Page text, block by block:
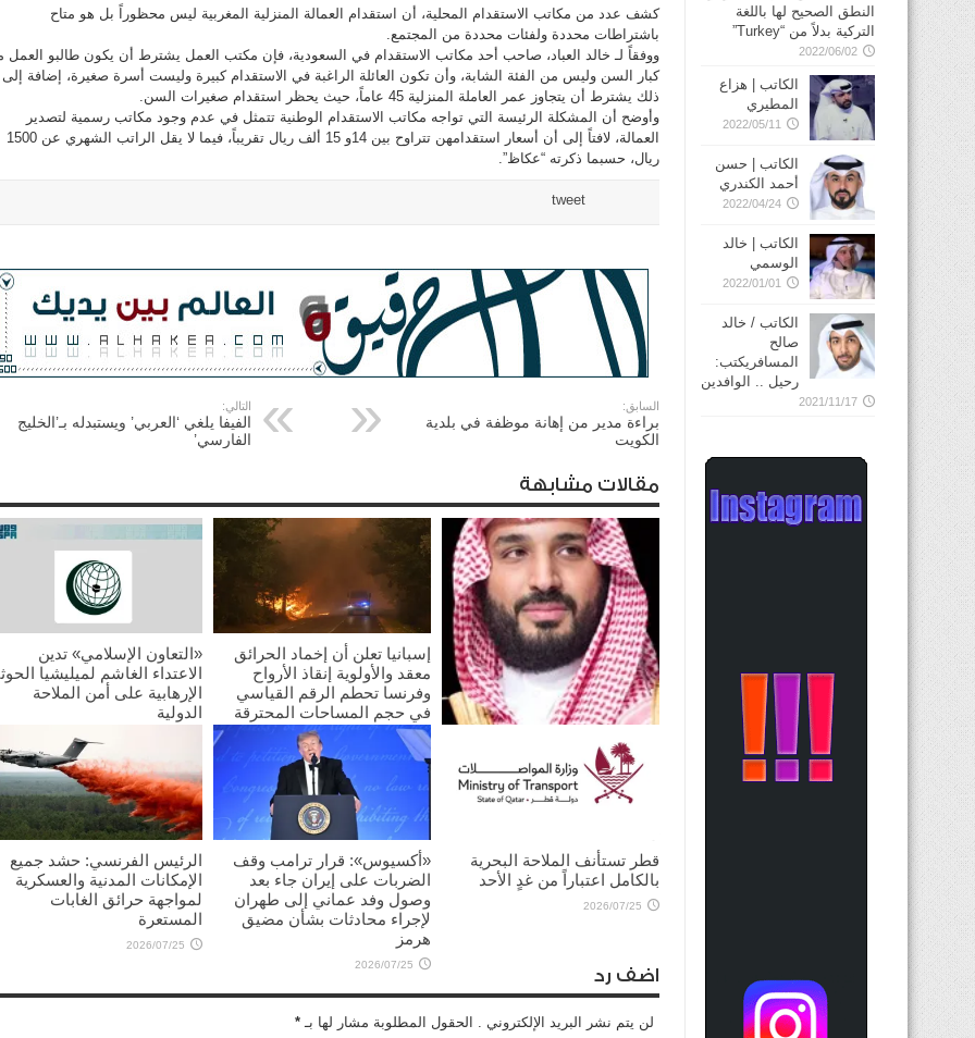
كشف عدد من مكاتب الاستقدام المحلية، أن استقدام العمالة المنزلية المغربية ليس محظوراً بل هو متاح
باشتراطات محددة ولفئات محددة من المجتمع.
ووفقاً لـ خالد العباد، صاحب أحد مكاتب الاستقدام في السعودية، فإن مكتب العمل يشترط أن يكون طالبو العمل
كبار السن وليس من الفئة الشابة، وأن تكون العائلة الراغبة في الاستقدام كبيرة وليست أسرة صغيرة، إضافة إلى
ذلك يشترط أن يتجاوز عمر العاملة المنزلية 45 عاماً، حيث يحظر استقدام صغيرات السن.
وأوضح أن المشكلة الرئيسة التي تواجه مكاتب الاستقدام الوطنية تتمثل في عدم وجود مكاتب رسمية لتصدير
العمالة، لافتاً إلى أن أسعار استقدامهن تتراوح بين 14و 15 ألف ريال تقريباً، فيما لا يقل الراتب الشهري عن 1500
ريال، حسبما ذكرته “عكاظ”.
tweet
السابق:
براءة مدير من إهانة موظفة في بلدية
الكويت
التالي:
الفيفا يلغي ‘العربي’ ويستبدله بـ’الخليج
الفارسي’
مقالات مشابهة
ولي العهد السعودي يؤكد
للرئيس الأميركي ضرورة تغليب
الحوار لخفض التصعيد
إسبانيا تعلن أن إخماد الحرائق
معقد والأولوية إنقاذ الأرواح
وفرنسا تحطم الرقم القياسي
في حجم المساحات المحترقة
2026/07/25
«التعاون الإسلامي» تدين
الاعتداء الغاشم لميليشيا
الإرهابية على أمن الملاحة
الدولية
قطر تستأنف الملاحة البحرية
بالكامل اعتباراً من غدٍ الأحد
2026/07/25
«أكسيوس»: قرار ترامب وقف
الضربات على إيران جاء بعد
وصول وفد عماني إلى طهران
لإجراء محادثات بشأن مضيق
هرمز
2026/07/25
الرئيس الفرنسي: حشد جميع
الإمكانات المدنية والعسكرية
لمواجهة حرائق الغابات
المستعرة
2026/07/25
اضف رد
لن يتم نشر البريد الإلكتروني . الحقول المطلوبة مشار لها بـ *
النطق الصحيح لها باللغة
التركية بدلاً من “Turkey”
2022/06/02
الكاتب | هزاع
المطيري
2022/05/11
الكاتب | حسن
أحمد الكندري
2022/04/24
الكاتب | خالد
الوسمي
2022/01/01
الكاتب / خالد
صالح
المسافريكتب:
رحيل .. الوافدين
2021/11/17